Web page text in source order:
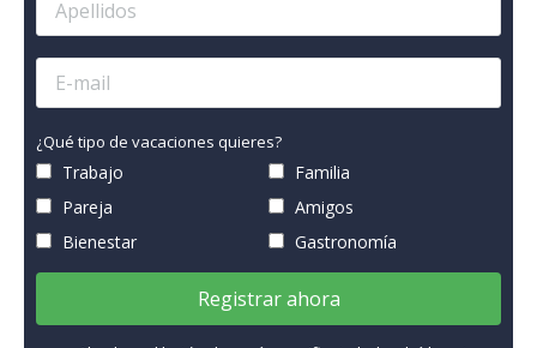
¿Qué tipo de vacaciones quieres?
Trabajo
Familia
Pareja
Amigos
Bienestar
Gastronomía
Registrar ahora